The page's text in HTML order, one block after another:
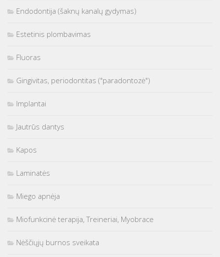
Endodontija (šaknų kanalų gydymas)
Estetinis plombavimas
Fluoras
Gingivitas, periodontitas ("paradontozė")
Implantai
Jautrūs dantys
Kapos
Laminatės
Miego apnėja
Miofunkcinė terapija, Treineriai, Myobrace
Nėščiųjų burnos sveikata